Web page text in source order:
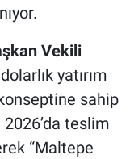
Vekili
yatırım
sahip
teslim
“Maltepe